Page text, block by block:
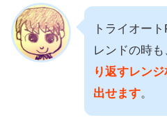
トライオー
レンドの時も
り返すレン
出せます。